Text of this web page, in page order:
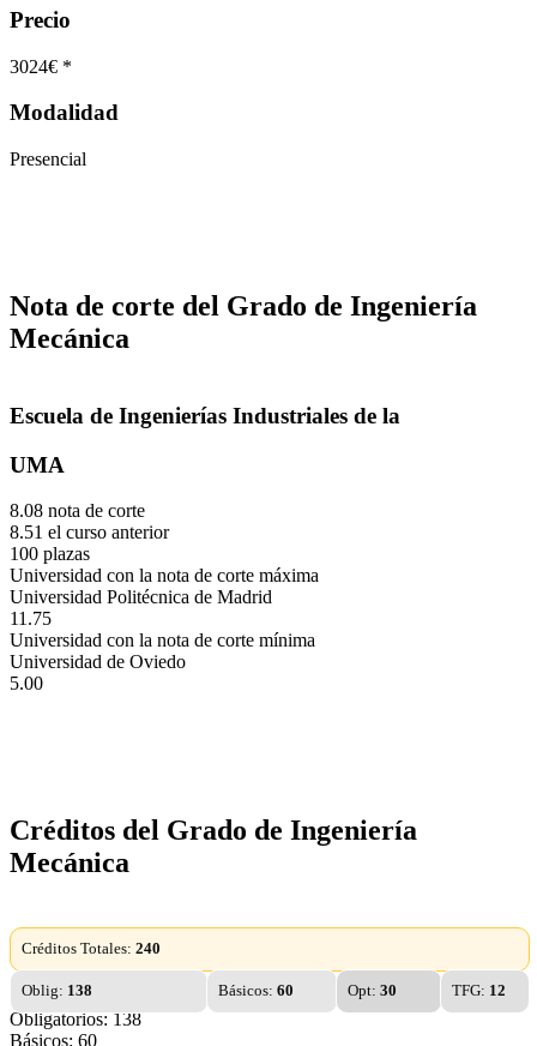
Precio
3024€ *
Modalidad
Presencial
Nota de corte del Grado de Ingeniería
Mecánica
Escuela de Ingenierías Industriales de la
UMA
8.08 nota de corte
8.51 el curso anterior
100 plazas
Universidad con la nota de corte máxima
Universidad Politécnica de Madrid
11.75
Universidad con la nota de corte mínima
Universidad de Oviedo
5.00
Créditos del Grado de Ingeniería
Mecánica
Créditos Totales: 240
Oblig: 138 Básicos:60 Opt:30 TFG: 12
Obligatorios: 138
Básicos: 60